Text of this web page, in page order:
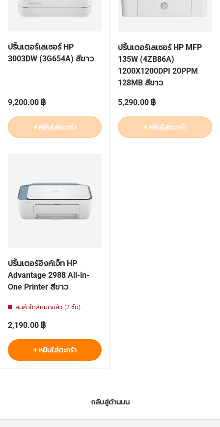
ปริ้นเตอร์เลเซอร์ HP
3003DW (3G654A) สีขาว
ราคาปกติ
9,200.00 ฿
+ หยิบใส่ตะกร้า
ปริ้นเตอร์เลเซอร์ HP MFP
135W (4ZB86A)
1200X1200DPI 20PPM
128MB สีขาว
ราคาปกติ
5,290.00 ฿
+ หยิบใส่ตะกร้า
ปริ้นเตอร์อิงค์เจ็ท HP
Advantage 2988 All-in-
One Printer สีขาว
สินค้าใกล้หมดแล้ว (2 ชิ้น)
ราคาปกติ
2,190.00 ฿
+ หยิบใส่ตะกร้า
กลับสู่ด้านบน